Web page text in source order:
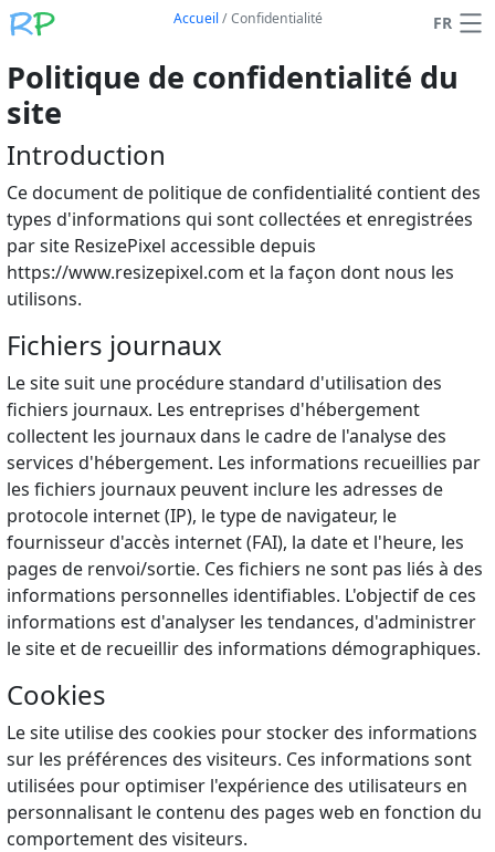
Accueil /Confidentialité FR
Politique de confidentialité du
site
Introduction
Ce document de politique de confidentialité contient des
types d'informations qui sont collectées et enregistrées
par site ResizePixel accessible depuis
https://www.resizepixel.com et la façon dont nous les
utilisons.
Fichiers journaux
Le site suit une procédure standard d'utilisation des
fichiers journaux. Les entreprises d'hébergement
collectent les journaux dans le cadre de l'analyse des
services d'hébergement. Les informations recueillies par
les fichiers journaux peuvent inclure les adresses de
protocole internet (IP), le type de navigateur, le
fournisseur d'accès internet (FAI), la date et l'heure, les
pages de renvoi/sortie. Ces fichiers ne sont pas liés à des
informations personnelles identifiables. L'objectif de ces
informations est d'analyser les tendances, d'administrer
le site et de recueillir des informations démographiques.
Cookies
Le site utilise des cookies pour stocker des informations
sur les préférences des visiteurs. Ces informations sont
utilisées pour optimiser l'expérience des utilisateurs en
personnalisant le contenu des pages web en fonction du
comportement des visiteurs.